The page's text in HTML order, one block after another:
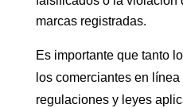
marcas registradas.
Es importante que tanto
los comerciantes en
regulaciones y leyes